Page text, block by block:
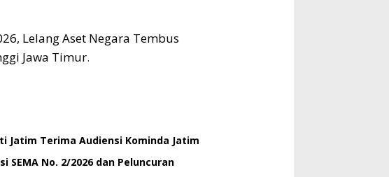
Lelang Aset Negara Tembus
Jawa Timur.
Jatim Terima Audiensi Kominda Jatim
SEMA No. 2/2026 dan Peluncuran